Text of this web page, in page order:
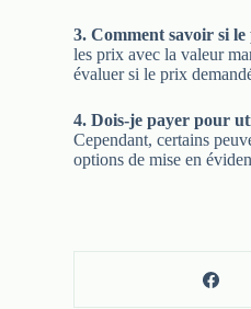
3. Comment savoir si
les prix avec la valeur
évaluer si le prix
4. Dois-je payer pour
Cependant, certains
options de mise en